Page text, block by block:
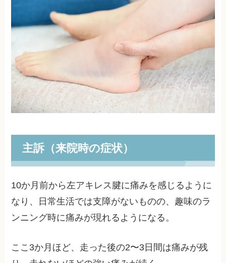
主訴（来院時の症状）
10か月前から左アキレス腱に痛みを感じるように
なり、日常生活では支障がないものの、趣味のラ
ンニング時に痛みが現れるようになる。
ここ3か月ほど、走った後の2〜3日間は痛みが残